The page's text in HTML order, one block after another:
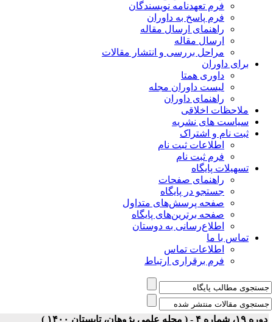
نویسندگان
به داوران
ارسال مقاله
و انتشار مقالات
مجله
متداول
پایگاه
به دوستان
ارتباط